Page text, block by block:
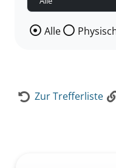
Wählen Sie die
Alle
Zur Trefferliste